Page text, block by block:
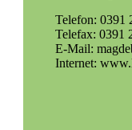
Telefon: 0391
Telefax: 0391
E-Mail:
Internet: